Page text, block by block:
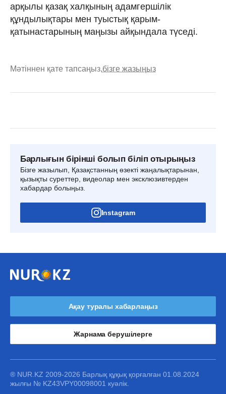
арқылы қазақ халқының адамгершілік
құндылықтары мен туыстық қарым-
қатынастарының маңызы айқындала түседі.
Мәтіннен қате тапсаңыз,бізге жазыңыз
Барлығын бірінші болып біліп отырыңыз
Бізге жазылып, Қазақстанның өзекті жаңалықтарынан,
қызықты суреттер, видеолар мен эксклюзивтерден
хабардар болыңыз.
Instagram
Ақау туралы хабарлаңыз
Жарнама берушілерге
® NUR.KZ 2009-2026 Барлық құқық қорғалған 01.08.2024
жылғы № KZ43VPY00098001 куәлік.